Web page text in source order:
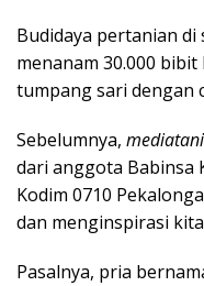
Budidaya pertanian
menanam 30.000
tumpang sari dengan
Sebelumnya,
dari anggota Babinsa
Kodim 0710
dan menginspirasi
Pasalnya, pria